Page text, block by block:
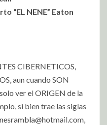
“EL NENE” Eaton
CIBERNETICOS,
aun cuando SON
ver el ORIGEN de la
si bien trae las siglas